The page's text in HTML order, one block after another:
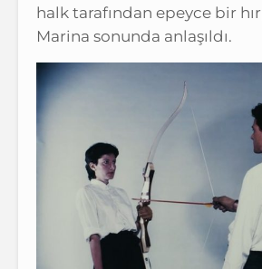
halk tarafından epeyce bir
Marina sonunda anlaşıldı.